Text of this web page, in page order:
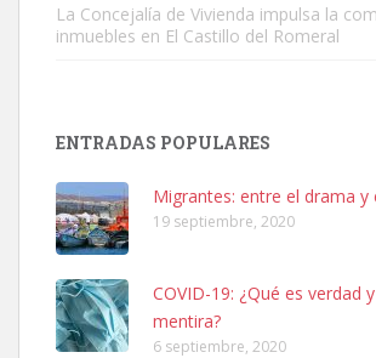
Leales.org » Gran Canaria
La Concejalía de Vivienda impulsa la
inmuebles en El Castillo del Romeral
ENTRADAS POPULARES
Migrantes: entre el drama y
19 septiembre, 2020
COVID-19: ¿Qué es verdad
mentira?
6 septiembre, 2020